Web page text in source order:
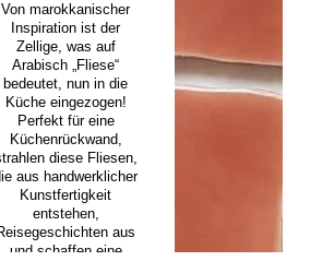
Von marokkanischer
Inspiration ist der
Zellige, was auf
Arabisch „Fliese“
bedeutet, nun in die
Küche eingezogen!
Perfekt für eine
Küchenrückwand,
diese Fliesen,
aus handwerklicher
Kunstfertigkeit
entstehen,
aus
und schaffen eine